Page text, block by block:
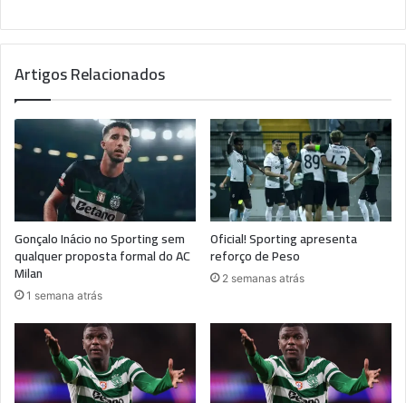
Artigos Relacionados
Gonçalo Inácio no Sporting sem
qualquer proposta formal do AC
Milan
1 semana atrás
Oficial! Sporting apresenta
reforço de Peso
2 semanas atrás